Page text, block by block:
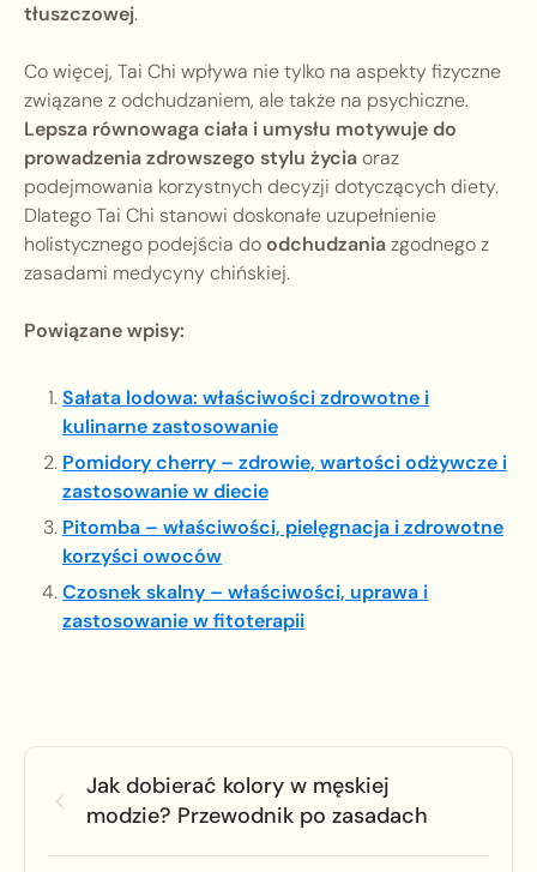
tłuszczowej.
Co więcej, Tai Chi wpływa nie tylko na aspekty fizyczne
związane z odchudzaniem, ale także na psychiczne.
Lepsza równowaga ciała i umysłu motywuje do
prowadzenia zdrowszego stylu życiaoraz
podejmowania korzystnych decyzji dotyczących diety.
Dlatego Tai Chi stanowi doskonałe uzupełnienie
holistycznego podejścia doodchudzaniazgodnego z
zasadami medycyny chińskiej.
Powiązane wpisy:
Sałata lodowa: właściwości zdrowotne i
kulinarne zastosowanie
Pomidory cherry – zdrowie, wartości odżywcze i
zastosowanie w diecie
Pitomba – właściwości, pielęgnacja i zdrowotne
korzyści owoców
Czosnek skalny – właściwości, uprawa i
zastosowanie w fitoterapii
Jak dobierać kolory w męskiej
modzie? Przewodnik po zasadach